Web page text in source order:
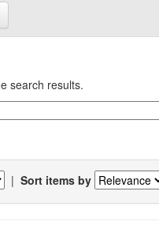
search results.
| Sort items by